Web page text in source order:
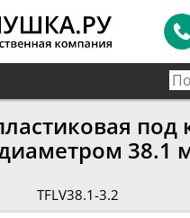
под
38.1
TFLV38.1-3.2